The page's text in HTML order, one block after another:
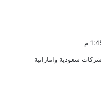
سعودية واماراتية